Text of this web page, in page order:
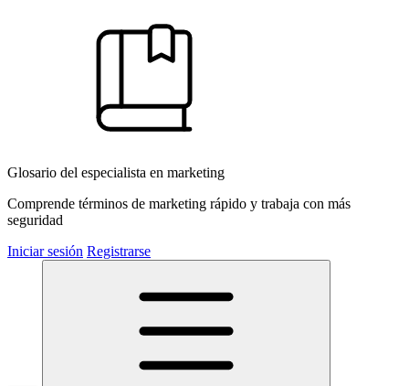
Glosario del especialista en marketing
Comprende términos de marketing rápido y trabaja con más
seguridad
Iniciar sesión Registrarse